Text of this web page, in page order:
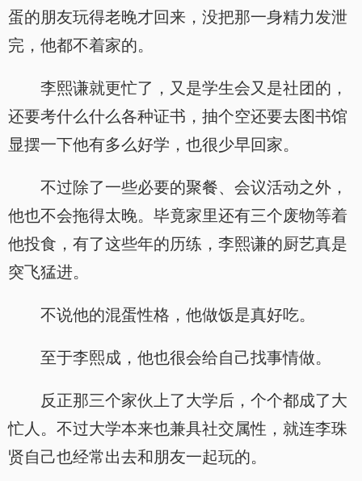
蛋的朋友玩得老晚才回来，没把那一身精力发泄
完，他都不着家的。
李熙谦就更忙了，又是学生会又是社团的，
还要考什么什么各种证书，抽个空还要去图书馆
显摆一下他有多么好学，也很少早回家。
不过除了一些必要的聚餐、会议活动之外，
他也不会拖得太晚。毕竟家里还有三个废物等着
他投食，有了这些年的历练，李熙谦的厨艺真是
突飞猛进。
不说他的混蛋性格，他做饭是真好吃。
至于李熙成，他也很会给自己找事情做。
反正那三个家伙上了大学后，个个都成了大
忙人。不过大学本来也兼具社交属性，就连李珠
贤自己也经常出去和朋友一起玩的。